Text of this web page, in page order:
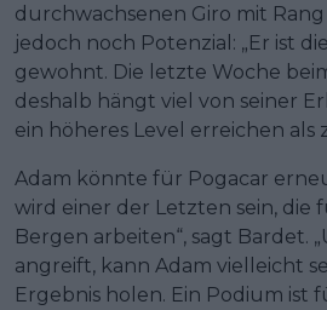
durchwachsenen Giro mit
jedoch noch Potenzial: „Er ist
gewohnt. Die letzte Woche
deshalb hängt viel von seiner
ein höheres Level erreichen als
Adam könnte für Pogacar
wird einer der Letzten sein, die
Bergen arbeiten“, sagt Bardet.
angreift, kann Adam vielleicht
Ergebnis holen. Ein Podium ist